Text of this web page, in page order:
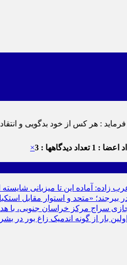
اصلاح کرده و هر کس خودستایی نماید٬ پس به تحقیق خویش را تباه نموده است.
اعضا : 1 تعداد دیدگاهها : 3 ×
زاده: آماده این تا میزبانی
سراج مرکز خراسان جنوبی، با هدف
بار از گونه اندمیک زاغ بور در